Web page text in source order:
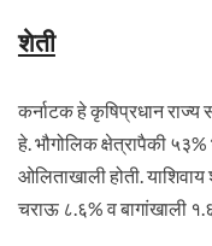
शेती
कर्नाटक हे कृषिप्रधान
हे. भौगोलिक क्षेत्रापैकी
ओलिताखाली होती.
चराऊ ८.६% व बागांखाली